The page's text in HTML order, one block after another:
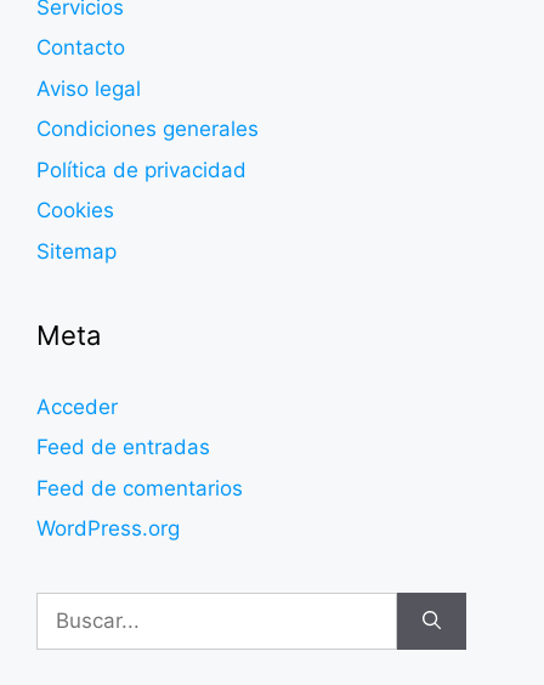
Servicios
Contacto
Aviso legal
Condiciones generales
Política de privacidad
Cookies
Sitemap
Meta
Acceder
Feed de entradas
Feed de comentarios
WordPress.org
Buscar: